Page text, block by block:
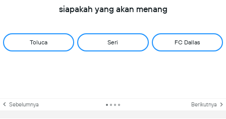
siapakah yang akan menang
Toluca Seri FC Dallas
Sebelumnya Berikutnya